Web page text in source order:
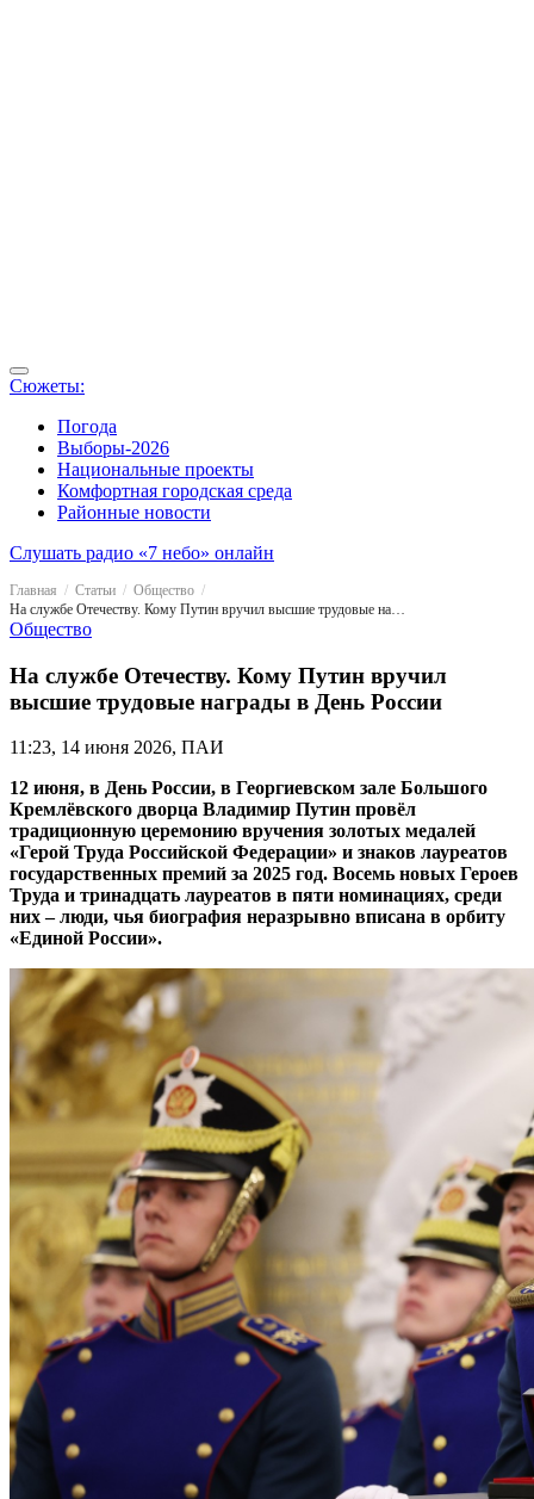
Сюжеты:
Погода
Выборы-2026
Национальные проекты
Комфортная городская среда
Районные новости
Слушать радио «7 небо» онлайн
Главная Статьи
Общество
На службе Отечеству. Кому Путин вручил высшие трудовые награды в День России
Общество
На службе Отечеству. Кому Путин вручил
высшие трудовые награды в День России
11:23, 14 июня 2026, ПАИ
12 июня, в День России, в Георгиевском зале Большого
Кремлёвского дворца Владимир Путин провёл
традиционную церемонию вручения золотых медалей
«Герой Труда Российской Федерации» и знаков лауреатов
государственных премий за 2025 год. Восемь новых Героев
Труда и тринадцать лауреатов в пяти номинациях, среди
них – люди, чья биография неразрывно вписана в орбиту
«Единой России».